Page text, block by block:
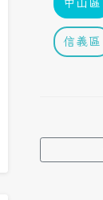
中山區
信義區